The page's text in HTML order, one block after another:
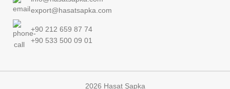
export@hasatsapka.com
+90 212 659 87 74
+90 533 500 09 01
2026 Hasat Şapka